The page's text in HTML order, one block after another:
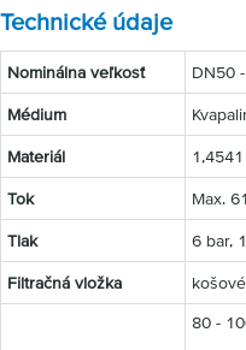
Technické údaje
Nominálna veľkosť DN50
Médium
Materiál
Tok Max.
Tlak 6 bar,
Filtračná vložka
80 -